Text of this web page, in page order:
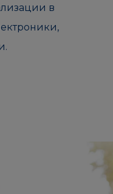
в